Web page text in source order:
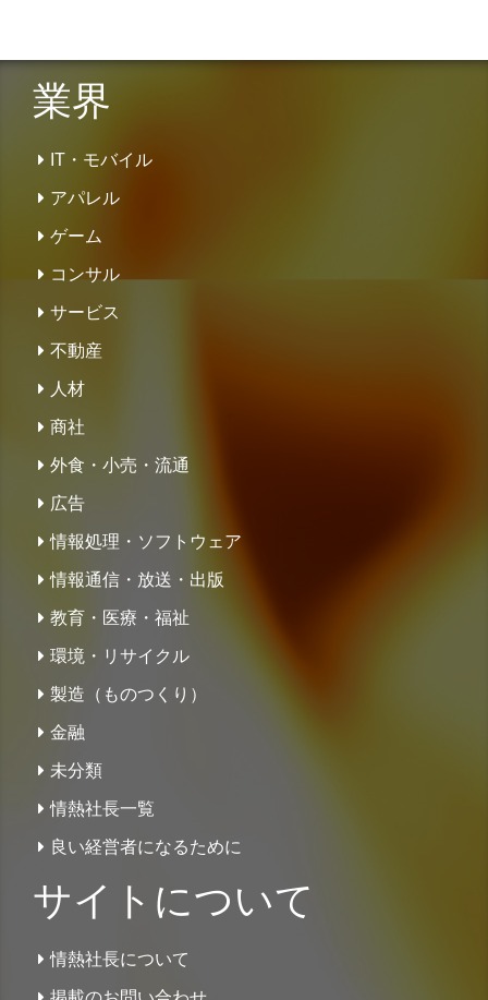
業界
IT・モバイル
アパレル
ゲーム
コンサル
サービス
不動産
人材
商社
外食・小売・流通
広告
情報処理・ソフトウェア
情報通信・放送・出版
教育・医療・福祉
環境・リサイクル
製造（ものつくり）
金融
未分類
情熱社長一覧
良い経営者になるために
サイトについて
情熱社長について